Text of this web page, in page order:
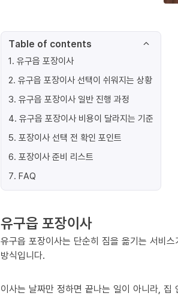
Table of contents
1. 유구읍 포장이사
2. 유구읍 포장이사 선택이 쉬워지는 상황
3. 유구읍 포장이사 일반 진행 과정
4. 유구읍 포장이사 비용이 달라지는 기준
5. 포장이사 선택 전 확인 포인트
6. 포장이사 준비 리스트
7. FAQ
유구읍 포장이사
유구읍 포장이사는 단순히 짐을 옮기는 서비
방식입니다.
이사는 날짜만 정하면 끝나는 일이 아니라,